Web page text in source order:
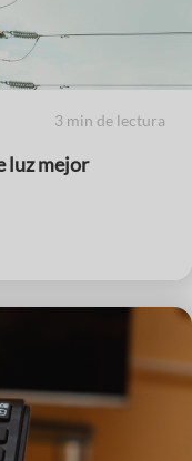
3 min de lectura
luz mejor